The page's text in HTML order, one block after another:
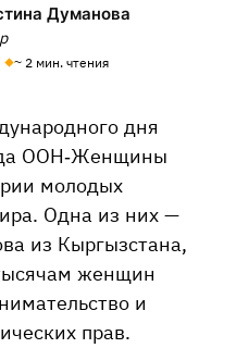
Думанова
~ 2 мин. чтения
дня
ООН-Женщины
молодых
Одна из них —
из Кыргызстана,
женщин
и
прав.